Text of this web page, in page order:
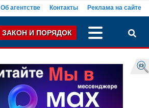
Об агентстве Контакты Реклама на сайте
ЗАКОН И ПОРЯДОК